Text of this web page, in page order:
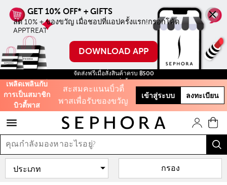
ลด 10% + ของขวัญ เมื่อชอปที่แอปครั้งแรก!กรอกโค้ด
APPTREAT
DOWNLOAD APP
จัดส่งฟรีเมื่อสั่งสินค้าครบ ฿500
ฟรี สินค้าขนาดทดลอง ทุกการสั่งซื้อ จนกว่าสินค้าจะหมด!
เพลิดเพลินกับ
การเป็นสมาชิก
บิวตี้พาส
ลด 10% ทุกชิ้น ไม่มี
ขั้นตำ่ เมื่อชอปบน
ใช้โค้ด WELCOME
สะสมคะแนนบิ้วตี้
พาสเพื่อรับของขวัญ
และส่วนลดต่างๆ
รับฟรี 50 คะแนน เมื่อ
สมัครสมาชิก
และสิทธิะิเศษอีก
เข้าสู่ระบบ ลงทะเบียน
กรอง